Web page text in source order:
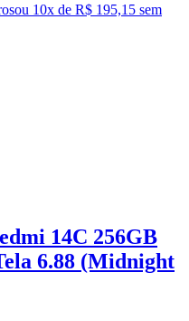
ou 10x de R$ 195,15 sem
14C 256GB
6.88 (Midnight